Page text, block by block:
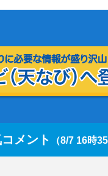
メント （8/7 16時35